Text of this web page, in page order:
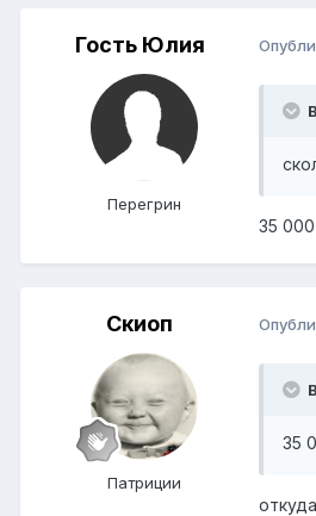
Гость Юлия
Перегрин
35
Скиоп
Патриции
35